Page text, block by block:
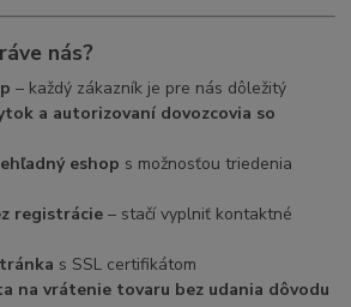
nás?
– každý zákazník je pre nás dôležitý
a autorizovaní dovozcovia so
eshop s možnosťou triedenia
registrácie – stačí vyplniť kontaktné
s SSL certifikátom
na vrátenie tovaru bez udania dôvodu